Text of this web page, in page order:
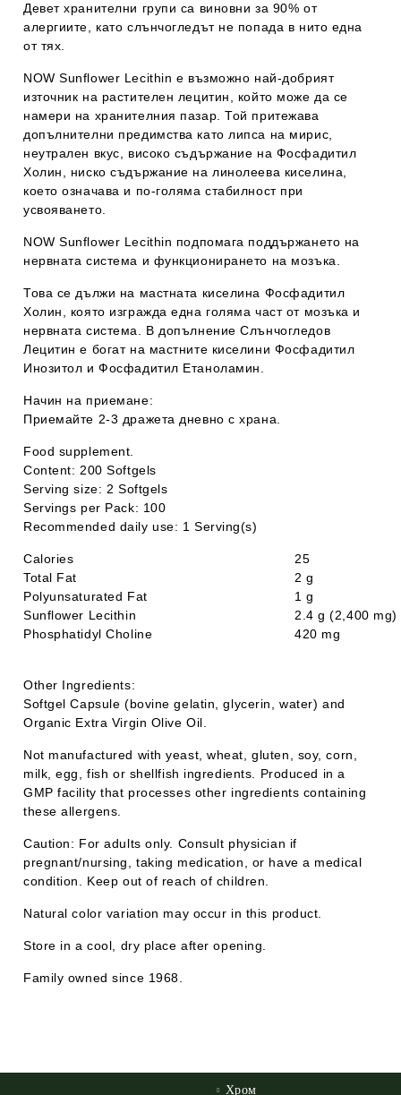
Девет хранителни групи са виновни за 90% от
алергиите, като слънчогледът не попада в нито една
от тях.
NOW Sunflower Lecithin е възможно най-добрият
източник на растителен лецитин, който може да се
намери на хранителния пазар. Той притежава
допълнителни предимства като липса на мирис,
неутрален вкус, високо съдържание на Фосфадитил
Холин, ниско съдържание на линолеева киселина,
което означава и по-голяма стабилност при
усвояването.
NOW Sunflower Lecithin подпомага поддържането на
нервната система и функционирането на мозъка.
Това се дължи на мастната киселина Фосфадитил
Холин, която изгражда една голяма част от мозъка и
нервната система. В допълнение Слънчогледов
Лецитин е богат на мастните киселини Фосфадитил
Инозитол и Фосфадитил Етаноламин.
Начин на приемане:
Приемайте 2-3 дражета дневно с храна.
Food supplement.
Content: 200 Softgels
Serving size: 2 Softgels
Servings per Pack: 100
Recommended daily use: 1 Serving(s)
Calories
25
Total Fat
2 g
Polyunsaturated Fat
1 g
Sunflower Lecithin
2.4 g (2,400 mg)
Phosphatidyl Choline
420 mg
Other Ingredients:
Softgel Capsule (bovine gelatin, glycerin, water) and
Organic Extra Virgin Olive Oil.
Not manufactured with yeast, wheat, gluten, soy, corn,
milk, egg, fish or shellfish ingredients. Produced in a
GMP facility that processes other ingredients containing
these allergens.
Caution: For adults only. Consult physician if
pregnant/nursing, taking medication, or have a medical
condition. Keep out of reach of children.
Natural color variation may occur in this product.
Store in a cool, dry place after opening.
Family owned since 1968.
Хром